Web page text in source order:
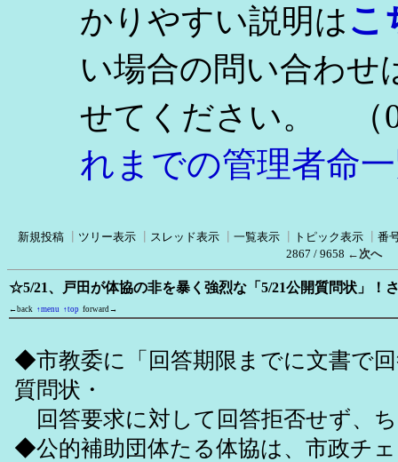
かりやすい説明はこ
い場合の問い合わせ
せてください。
（
れまでの管理者命
新規投稿 ツリー表示 スレッド表示 一覧表示 トピック表示
番
2867 / 9658 ←次へ
☆5/21、戸田が体協の非を暴く強烈な「5/21公開質問状」！
←back ↑menu ↑top forward→
◆市教委に「回答期限までに文書で
質問状・
回答要求に対して回答拒否せず、
◆公的補助団体たる体協は、市政チ